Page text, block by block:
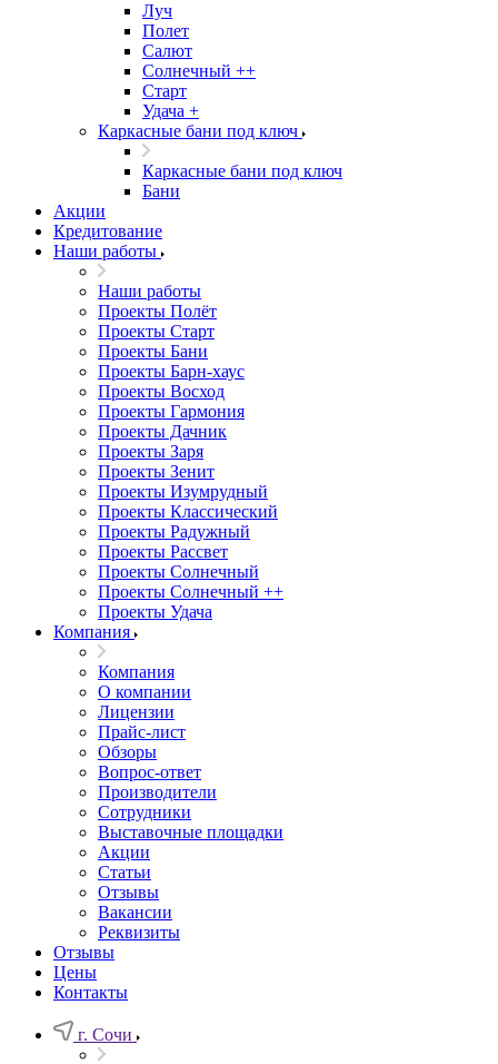
Луч
Полет
Салют
Солнечный ++
Старт
Удача +
Каркасные бани под ключ
Каркасные бани под ключ
Бани
Акции
Кредитование
Наши работы
Наши работы
Проекты Полёт
Проекты Старт
Проекты Бани
Проекты Барн-хаус
Проекты Восход
Проекты Гармония
Проекты Дачник
Проекты Заря
Проекты Зенит
Проекты Изумрудный
Проекты Классический
Проекты Радужный
Проекты Рассвет
Проекты Солнечный
Проекты Солнечный ++
Проекты Удача
Компания
Компания
О компании
Лицензии
Прайс-лист
Обзоры
Вопрос-ответ
Производители
Сотрудники
Выставочные площадки
Акции
Статьи
Отзывы
Вакансии
Реквизиты
Отзывы
Цены
Контакты
г. Сочи